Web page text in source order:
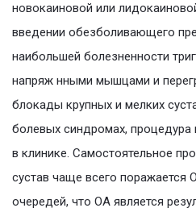
новокаиновой или
введении обезболивающего
наибольшей болезненности
напряж нными мышцами и
блокады крупных и мелких
болевых синдромах, процедура
в клинике. Самостоятельное
сустав чаще всего поражается
очередей, что ОА является